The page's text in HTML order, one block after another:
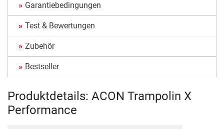
Garantiebedingungen
Test & Bewertungen
Zubehör
Bestseller
Produktdetails: ACON Trampolin X
Performance